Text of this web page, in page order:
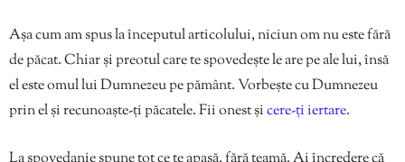
Așa cum am spus la începutul articolului, niciun om nu este fără
de păcat. Chiar și preotul care te spovedește le are pe ale lui, însă
el este omul lui Dumnezeu pe pământ. Vorbește cu Dumnezeu
prin el și recunoaște-ți păcatele. Fii onest șicere-ți iertare.